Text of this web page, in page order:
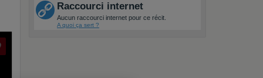
Raccourci internet
Aucun raccourci internet pour ce récit.
A quoi ça sert ?